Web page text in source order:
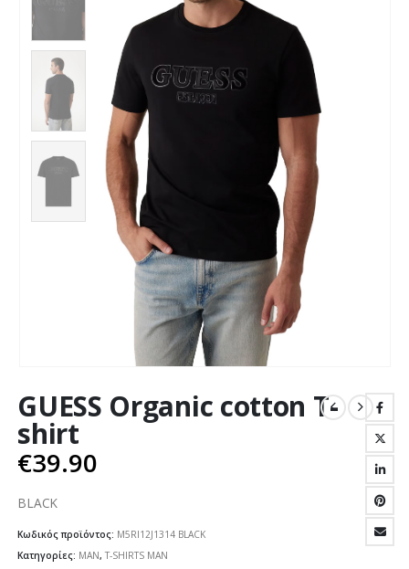
GUESS Organic cotton T-
shirt
€39.90
BLACK
Κωδικός προϊόντος: M5RI12J1314 BLACK
Κατηγορίες: MAN,T-SHIRTS MAN